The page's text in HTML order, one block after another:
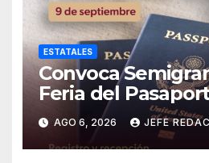
ESTATALES
Convoca
Feria del
Estadounidense
AGO 6, 2026 JEFE